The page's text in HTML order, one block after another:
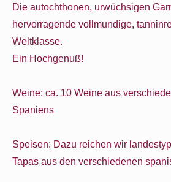
Die autochthonen, urwüchsigen
hervorragende vollmundige,
Weltklasse.
Ein Hochgenuß!
Weine: ca. 10 Weine aus
Spaniens
Speisen: Dazu reichen wir
Tapas aus den verschiedenen